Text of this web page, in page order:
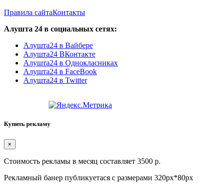
Правила сайтаКонтакты
Алушта 24 в социальных сетях:
Алушта24 в Вайбере
Алушта24 ВКонтакте
Алушта24 в Однокласниках
Алушта24 в FaceBook
Алушта24 в Twitter
Купить рекламу
×
Стоимость рекламы в месяц составляет 3500 р.
Рекламный банер публикуетася с размерами 320px*80px